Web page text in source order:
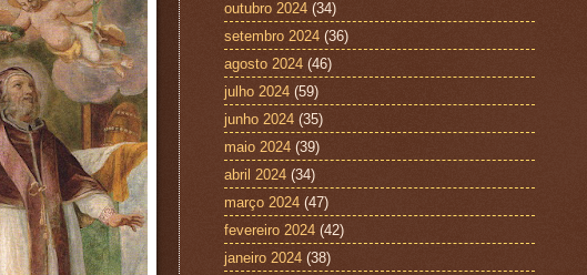
outubro 2024 (34)
setembro 2024 (36)
agosto 2024 (46)
julho 2024 (59)
junho 2024 (35)
maio 2024 (39)
abril 2024 (34)
março 2024 (47)
fevereiro 2024 (42)
janeiro 2024 (38)